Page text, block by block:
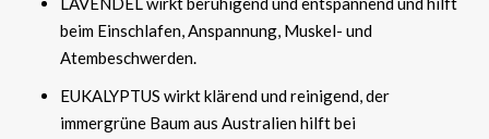
beim Einschlafen, Anspannung, Muskel- und
Atembeschwerden.
EUKALYPTUS wirkt klärend und reinigend, der
immergrüne Baum aus Australien hilft bei